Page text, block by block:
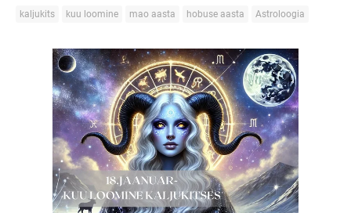
kaljukits kuu loomine mao aasta hobuse aasta Astroloogia